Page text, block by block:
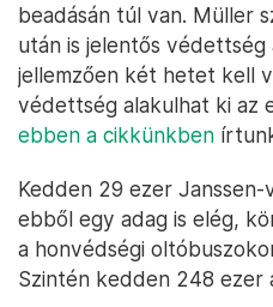
beadásán túl van. Müller
után is jelentős védettség
jellemzően két hetet kell
védettség alakulhat ki az
ebben a cikkünkben
Kedden 29 ezer
ebből egy adag is elég,
a honvédségi
Szintén kedden 248 ezer